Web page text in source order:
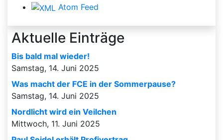
Atom Feed
Aktuelle Einträge
Bis bald mal wieder!
Samstag, 14. Juni 2025
Was macht der FCE in der Sommerpause?
Samstag, 14. Juni 2025
Nordlicht wird ein Veilchen
Mittwoch, 11. Juni 2025